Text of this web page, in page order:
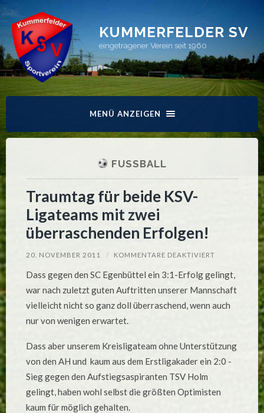
KUMMERFELDER SV
eingetragener Verein seit 1960
MENÜ ANZEIGEN
FUSSBALL
Traumtag für beide KSV-
Ligateams mit zwei
überraschenden Erfolgen!
20. NOVEMBER 2011 / KOMMENTARE DEAKTIVIERT
BEIDE
LIGATEAMS
ZWEI
Dass gegen den SC Egenbüttel ein 3:1-Erfolg gelingt,
war nach zuletzt guten Auftritten unserer Mannschaft
vielleicht nicht so ganz doll überraschend, wenn auch
nur von wenigen erwartet.
Dass aber unserem Kreisligateam ohne Unterstützung
von den AH und kaum aus dem Erstligakader ein 2:0 -
Sieg gegen den Aufstiegsaspiranten TSV Holm
gelingt, haben wohl selbst die größten Optimisten
kaum für möglich gehalten.